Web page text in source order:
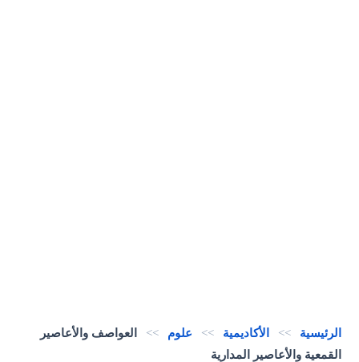
الرئيسية >> الأكاديمية >> علوم >>
العواصف والأعاصير
القمعية والأعاصير المدارية